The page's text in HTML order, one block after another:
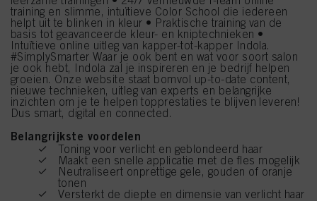
training en slimme, intuïtieve Color School die iedereen
helpt uit te blinken in kleur • Praktische training van de
basis tot geavanceerde kleur- en kniptechnieken •
Intuïtieve online uitleg van kapper-tot-kapper Indola.
#SimplySmarter Waar je ook bent en wat voor soort salon
je ook hebt, Indola zal je inspireren en je bedrijf helpen
groeien. Onze website staat bomvol up-to-date content,
nieuwe technieken, uitleg van experts en belangrijke
inzichten om je te helpen topprestaties te blijven leveren!
Dus smart, digital en connected.
Belangrijkste voordelen
Toning voor verlicht en geblondeerd haar
Maakt een snelle applicatie met de fles mogelijk
Neutraliseert onprettige gele, gouden of oranje
tonen
Versterkt de diepte en dimensie van verlicht haar